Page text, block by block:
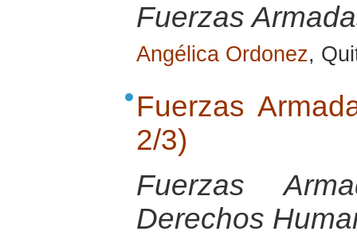
Fuerzas
Angélica Ordonez,
Fuerzas
2/3)
Fuerzas
Derechos